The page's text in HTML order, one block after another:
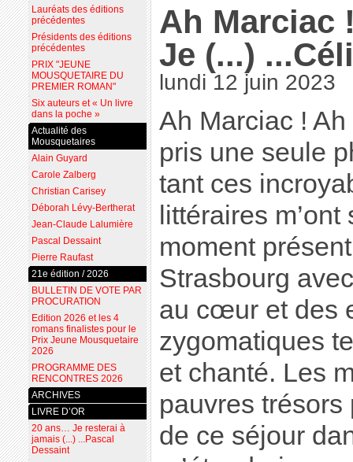
Ah Marciac
Je (...)
lundi 12 juin 2023
Ah Marciac ! Ah
pris une seule
tant ces
littéraires
moment
Strasbourg
au cœur et des
zygomatiques
et chanté. Les
pauvres trésors
de ce séjour
Lauréats des éditions
précédentes
Présidents des éditions
précédentes
PRIX "JEUNE
MOUSQUETAIRE DU
PREMIER ROMAN"
Six auteurs et « Un livre
dans la poche »
Actualité des
Mousquetaires
Alain Guyard
Carole Zalberg
Christian Carisey
Déborah Lévy-Bertherat
Jean-Claude Lalumière
Pascal Dessaint
Pierre Raufast
21e édition / 2026
BULLETIN DE VOTE PAR
PROCURATION
Edition 2026 et les 4
romans finalistes pour le
Prix Jeune Mousquetaire
2026
PROGRAMME DES
RENCONTRES 2026
ARCHIVES
LIVRE D’OR
20 ans… Je resterai à
jamais (...) ...Pascal
Dessaint